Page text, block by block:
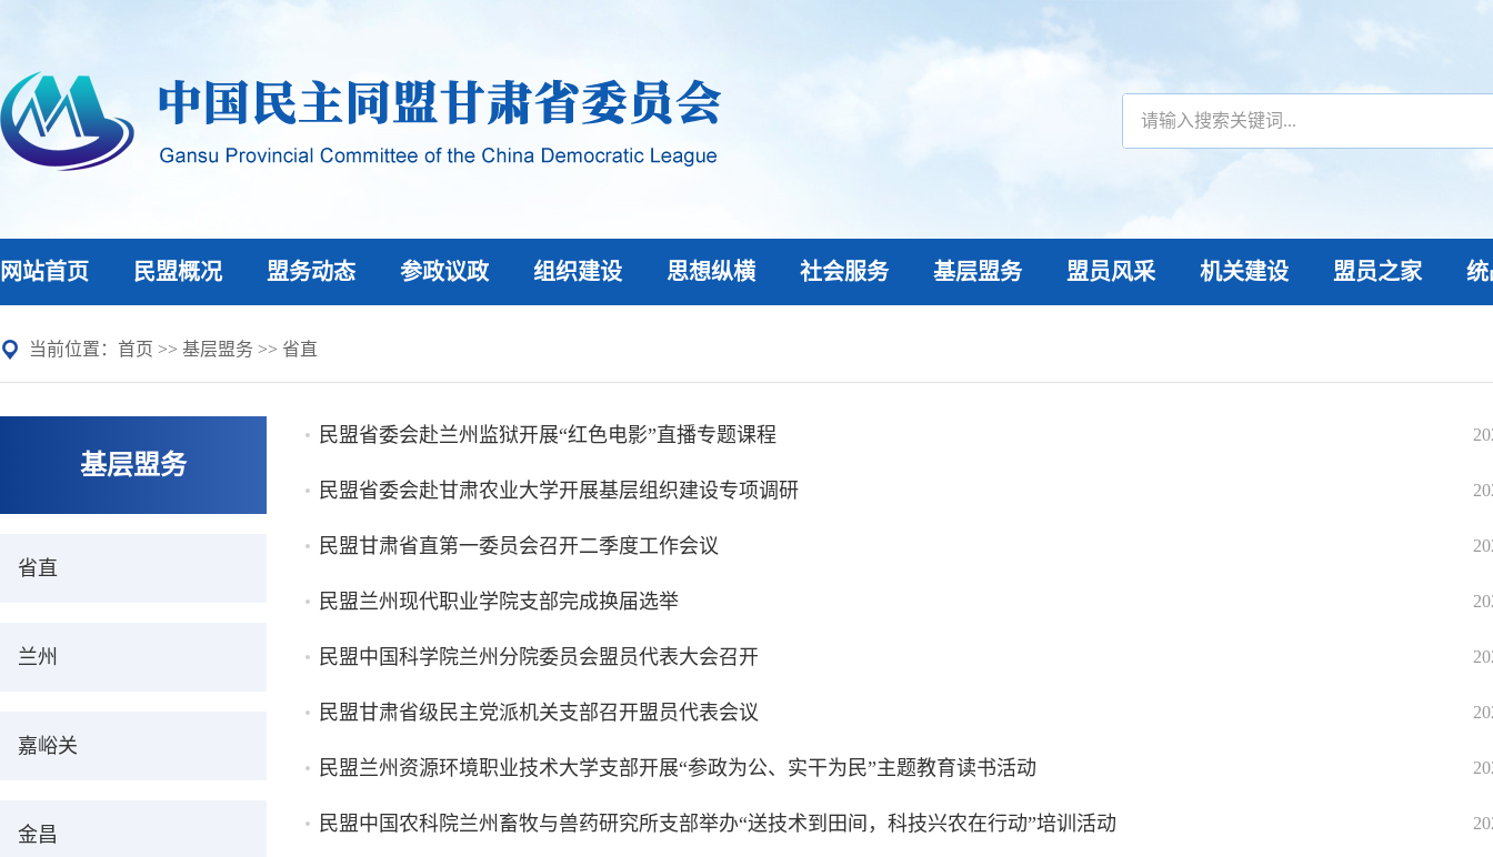
网站首页 民盟概况 盟务动态 参政议政 组织建设 思想纵横 社会服务 基层盟务 盟员风采 机关建设 盟员之家 统
当前位置： 首页 >> 基层盟务 >> 省直
基层盟务
省直
兰州
嘉峪关
金昌
民盟省委会赴兰州监狱开展“红色电影”直播专题课程
民盟省委会赴甘肃农业大学开展基层组织建设专项调研
民盟甘肃省直第一委员会召开二季度工作会议
民盟兰州现代职业学院支部完成换届选举
民盟中国科学院兰州分院委员会盟员代表大会召开
民盟甘肃省级民主党派机关支部召开盟员代表会议
民盟兰州资源环境职业技术大学支部开展“参政为公、实干为民”主题教育读书活动
民盟中国农科院兰州畜牧与兽药研究所支部举办“送技术到田间，科技兴农在行动”培训活动